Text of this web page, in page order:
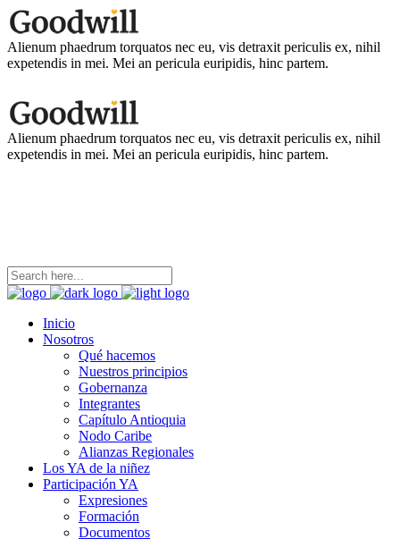
Alienum phaedrum torquatos nec eu, vis detraxit periculis ex, nihil
expetendis in mei. Mei an pericula euripidis, hinc partem.
Alienum phaedrum torquatos nec eu, vis detraxit periculis ex, nihil
expetendis in mei. Mei an pericula euripidis, hinc partem.
Inicio
Nosotros
Qué hacemos
Nuestros principios
Gobernanza
Integrantes
Capítulo Antioquia
Nodo Caribe
Alianzas Regionales
Los YA de la niñez
Participación YA
Expresiones
Formación
Documentos